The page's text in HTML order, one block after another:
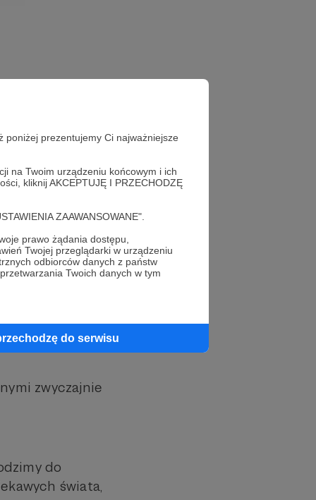
poniżej prezentujemy Ci najważniejsze
na Twoim urządzeniu końcowym i ich
kliknij AKCEPTUJĘ I PRZECHODZĘ
ZAAWANSOWANE".
prawo żądania dostępu,
Twojej przeglądarki w urządzeniu
odbiorców danych z państw
Twoich danych w tym
do serwisu
ODCINKI
zwyczajnie
do
świata,